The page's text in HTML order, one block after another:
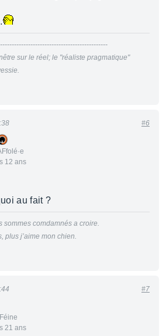
sur le réel; le "réaliste pragmatique"
12 ans
#6
au fait ?
sommes comdamnés a croire.
plus j’aime mon chien.
21 ans
#7